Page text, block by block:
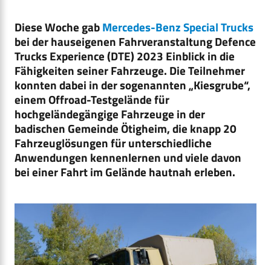
Diese Woche gabMercedes-Benz Special Trucks
bei der hauseigenen Fahrveranstaltung Defence
Trucks Experience (DTE) 2023 Einblick in die
Fähigkeiten seiner Fahrzeuge. Die Teilnehmer
konnten dabei in der sogenannten „Kiesgrube“,
einem Offroad-Testgelände für
hochgeländegängige Fahrzeuge in der
badischen Gemeinde Ötigheim, die knapp 20
Fahrzeuglösungen für unterschiedliche
Anwendungen kennenlernen und viele davon
bei einer Fahrt im Gelände hautnah erleben.